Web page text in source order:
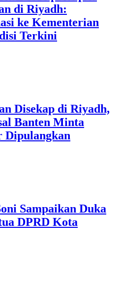
di Riyadh:
ke Kementerian
Terkini
Disekap di Riyadh,
Banten Minta
Dipulangkan
Sampaikan Duka
DPRD Kota